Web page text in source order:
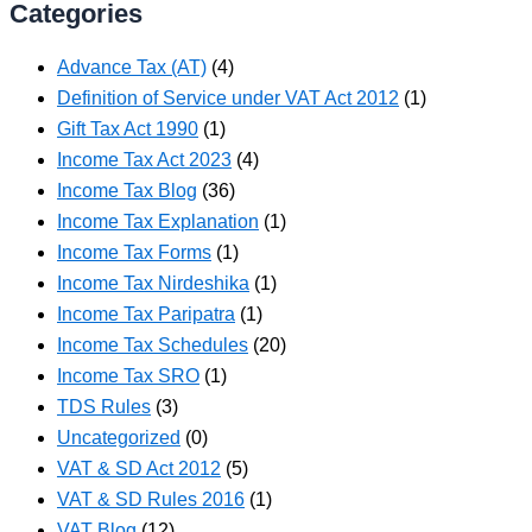
Categories
Advance Tax (AT) (4)
Definition of Service under VAT Act 2012 (1)
Gift Tax Act 1990 (1)
Income Tax Act 2023 (4)
Income Tax Blog (36)
Income Tax Explanation (1)
Income Tax Forms (1)
Income Tax Nirdeshika (1)
Income Tax Paripatra (1)
Income Tax Schedules (20)
Income Tax SRO (1)
TDS Rules (3)
Uncategorized (0)
VAT & SD Act 2012 (5)
VAT & SD Rules 2016 (1)